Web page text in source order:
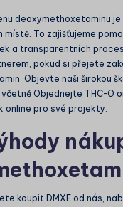
deoxymethoxetaminu
místě. To zajišťujeme
a transparentních
pokud si přejete
Objevte naši širokou
včetně Objednejte THC-O
online pro své projekty.
koupit DMXE od nás,